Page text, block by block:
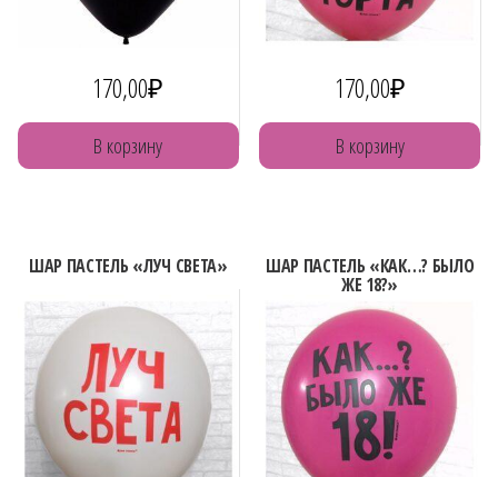
170,00₽
В корзину
170,00₽
В корзину
ШАР ПАСТЕЛЬ «ЛУЧ СВЕТА» ШАР ПАСТЕЛЬ «КАК…? БЫЛО
ЖЕ 18?»